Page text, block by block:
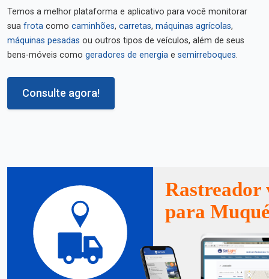
Temos a melhor plataforma e aplicativo para você monitorar
sua frota como caminhões, carretas, máquinas agrícolas,
máquinas pesadas ou outros tipos de veículos, além de seus
bens-móveis como geradores de energia e semirreboques.
Consulte agora!
Rastreador
para